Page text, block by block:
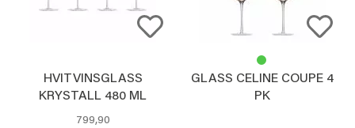
HVITVINSGLASS
KRYSTALL 480 ML
799,90
GLASS CELINE COUPE 4
PK